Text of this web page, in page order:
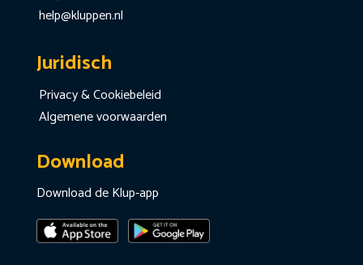
help@kluppen.nl
Juridisch
Privacy & Cookiebeleid
Algemene voorwaarden
Download
Download de Klup-app